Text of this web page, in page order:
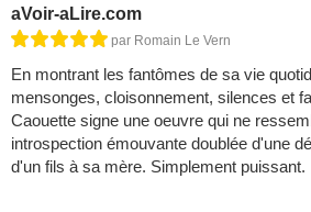
aVoir-aLire.com
par Romain Le Vern
En montrant les fantômes de sa vie
mensonges, cloisonnement, silences et
Caouette signe une oeuvre qui ne
introspection émouvante doublée d'une
d'un fils à sa mère. Simplement puissant.